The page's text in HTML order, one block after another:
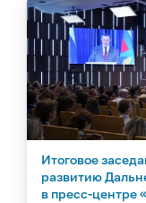
Итоговое
развитию
в пресс-центре